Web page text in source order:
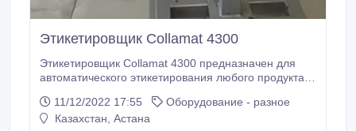
Этикетировщик Collamat 4300
Этикетировщик Collamat 4300 предназначен для
автоматического этикетирования любого продукта,
25 м/мин. Cовременное, простое в управлении
устройство, обеспечивающее идеальное решение
11/12/2022 17:55
Оборудование - разное
Казахстан, Астана